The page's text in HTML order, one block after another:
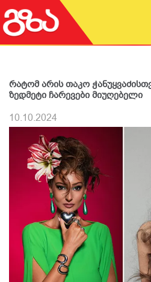
რატომ არის თაკო
ზედმეტი ჩარევები მიუღებელი
10.10.2024